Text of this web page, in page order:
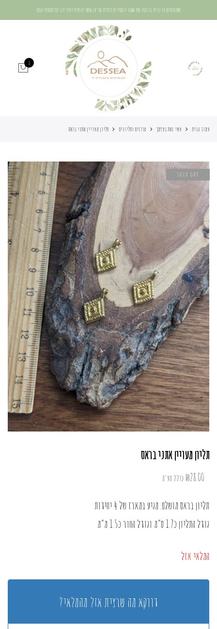
משלוח חינם עד הבית בהזמנה מעל 400₪ | המחירים כוללים מע"מ | אפשר להוסיף ציפוי זהב לכל תכשיטי הכסף
0
עמוד הבית עשי זאת בעצמך חרוזים ותליונים תליון מעויין אתני בראס
SOLD OUT
תליון מעויין אתני בראס
₪28.00 כולל מע"מ
תליון בראס מושלם. מגיע במארז של 4 יחידות
גודל התליון כ1.7 ס”מ וגודל החור כ1.5 מ”מ
המלאי אזל
דווקא מה שרצית אזל מהמלאי?